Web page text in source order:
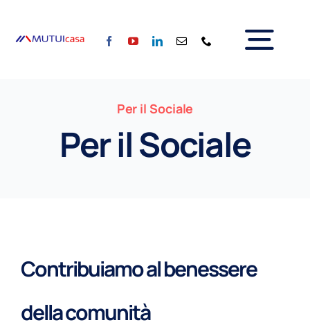
Chi siamo
Servizi
Calcola la rata
Contattaci
Per il Sociale
Per il Sociale
Contribuiamo al benessere
della comunità